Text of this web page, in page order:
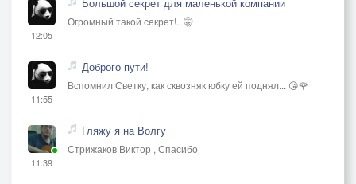
12:05
Огромный такой секрет!.. 🤫
11:55
Доброго пути!
Вспомнил Светку, как сквозняк юбку ей поднял... 😘🌹
11:39
Гляжу я на Волгу
Стрижаков Виктор , Спасибо